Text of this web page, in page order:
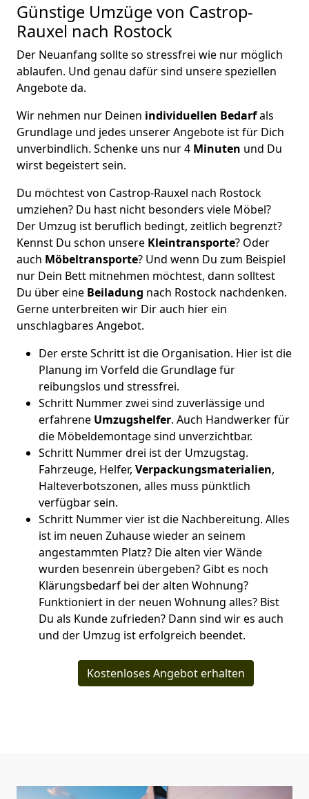
Günstige Umzüge von Castrop-
Rauxel nach Rostock
Der Neuanfang sollte so stressfrei wie nur möglich
ablaufen. Und genau dafür sind unsere speziellen
Angebote da.
Wir nehmen nur Deinen individuellen Bedarfals
Grundlage und jedes unserer Angebote ist für Dich
unverbindlich. Schenke uns nur 4 Minuten und Du
wirst begeistert sein.
Du möchtest von Castrop-Rauxel nach Rostock
umziehen? Du hast nicht besonders viele Möbel?
Der Umzug ist beruflich bedingt, zeitlich begrenzt?
Kennst Du schon unsere Kleintransporte? Oder
auch Möbeltransporte? Und wenn Du zum Beispiel
nur Dein Bett mitnehmen möchtest, dann solltest
Du über eine Beiladung nach Rostock nachdenken.
Gerne unterbreiten wir Dir auch hier ein
unschlagbares Angebot.
Der erste Schritt ist die Organisation. Hier ist die
Planung im Vorfeld die Grundlage für
reibungslos und stressfrei.
Schritt Nummer zwei sind zuverlässige und
erfahrene Umzugshelfer. Auch Handwerker für
die Möbeldemontage sind unverzichtbar.
Schritt Nummer drei ist der Umzugstag.
Fahrzeuge, Helfer, Verpackungsmaterialien,
Halteverbotszonen, alles muss pünktlich
verfügbar sein.
Schritt Nummer vier ist die Nachbereitung. Alles
ist im neuen Zuhause wieder an seinem
angestammten Platz? Die alten vier Wände
wurden besenrein übergeben? Gibt es noch
Klärungsbedarf bei der alten Wohnung?
Funktioniert in der neuen Wohnung alles? Bist
Du als Kunde zufrieden? Dann sind wir es auch
und der Umzug ist erfolgreich beendet.
Kostenloses Angebot erhalten